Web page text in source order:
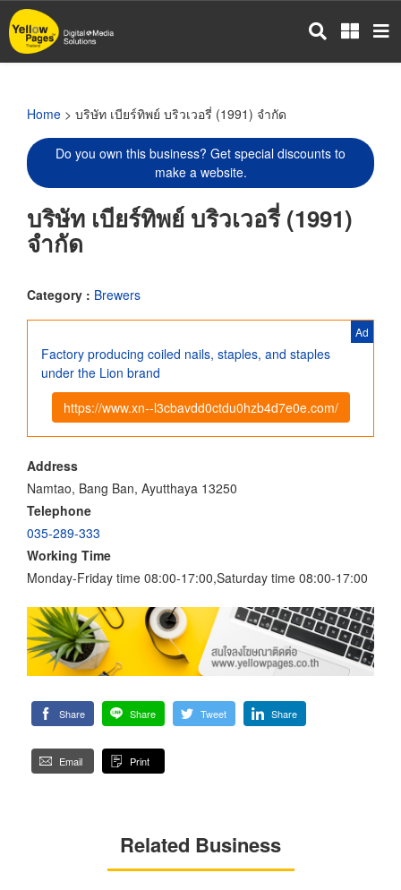
Skip
to
main
Home > บริษัท เบียร์ทิพย์ บริวเวอรี่ (1991) จำกัด
Do you own this business? Get special discounts to
make a website.
บริษัท เบียร์ทิพย์ บริวเวอรี่ (1991)
จำกัด
Category : Brewers
Ad
Factory producing coiled nails, staples, and staples
under the Lion brand
https://www.xn--l3cbavdd0ctdu0hzb4d7e0e.com/
Address
Namtao, Bang Ban, Ayutthaya 13250
Telephone
035-289-333
Working Time
Monday-Friday time 08:00-17:00,Saturday time 08:00-17:00
Share Share Tweet Share
Email Print
Related Business